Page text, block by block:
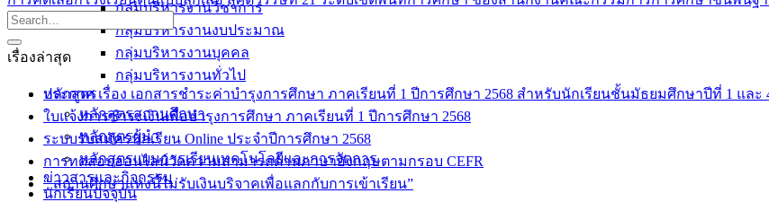
กลุ่มบริหารงานวิชาการ
กลุ่มบริหารงานงบประมาณ
กลุ่มบริหารงานบุคคล
กลุ่มบริหารงานทั่วไป
หลักสูตร
หลักสูตรสถานศึกษา
หลักสูตรผู้นำ
หลักสูตรแผนการเรียนเทคโนโลยีและการจัดการ
ข่าวสารและกิจกรรม
นักเรียนปัจจุบัน
เรื่องล่าสุด
ประกาศ เรื่อง เอกสารชำระค่าบำรุงการศึกษา ภาคเรียนที่ 1 ปีการศึกษา 2568 สำหรับนักเรียนชั้นมัธยมศึกษาปีที่ 1 และ
ใบแจ้งการชำระเงินเพื่อบำรุงการศึกษา ภาคเรียนที่ 1 ปีการศึกษา 2568
ระบบรับสมัครนักเรียน Online ประจำปีการศึกษา 2568
การทดสอบออนไลน์วัดความสามารถด้านภาษาอังกฤษตามกรอบ CEFR
“ สถานศึกษาแห่งนี้ไม่รับเงินบริจาคเพื่อแลกกับการเข้าเรียน”